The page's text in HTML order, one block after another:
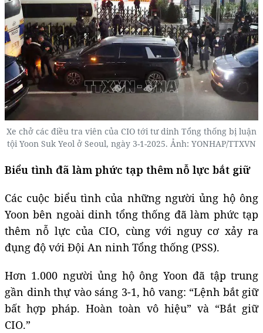
Xe chở các điều tra viên của CIO tới tư dinh Tổng thống bị luận
tội Yoon Suk Yeol ở Seoul, ngày 3-1-2025. Ảnh: YONHAP/TTXVN
Biểu tình đã làm phức tạp thêm nỗ lực bắt giữ
Các cuộc biểu tình của những người ủng hộ ông
Yoon bên ngoài dinh tổng thống đã làm phức tạp
thêm nỗ lực của CIO, cùng với nguy cơ xảy ra
đụng độ với Đội An ninh Tổng thống (PSS).
Hơn 1.000 người ủng hộ ông Yoon đã tập trung
gần dinh thự vào sáng 3-1, hô vang: “Lệnh bắt giữ
bất hợp pháp. Hoàn toàn vô hiệu” và “Bắt giữ
CIO.”